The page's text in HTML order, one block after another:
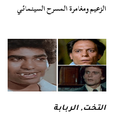
الزعيم ومغامرة المسرح السينمائي
التخت,الربابة